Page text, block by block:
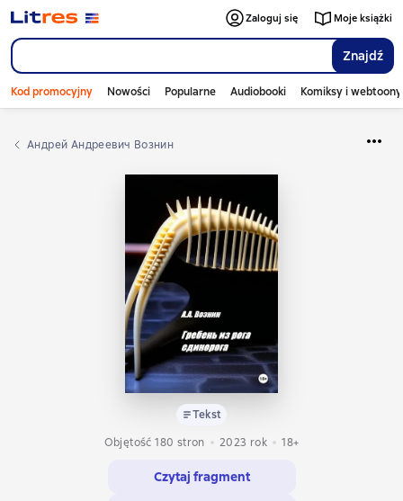
Znajdź
Zaloguj się Moje książki
Kod promocyjny Nowości Popularne Audiobooki Komiksy i webtoony
Андрей Андреевич Вознин
Tekst
Objętość 180 stron
2023 rok 18+
Czytaj fragment